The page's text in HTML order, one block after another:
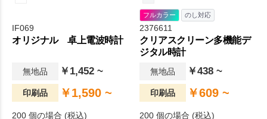
IF069
オリジナル 卓上電波時計
無地品 ￥1,452 ~
印刷品 ￥1,590 ~
200 個の場合 (税込)
フルカラー のし対応
2376611
クリアスクリーン多機能デ
ジタル時計
無地品 ￥438 ~
印刷品 ￥609 ~
200 個の場合 (税込)